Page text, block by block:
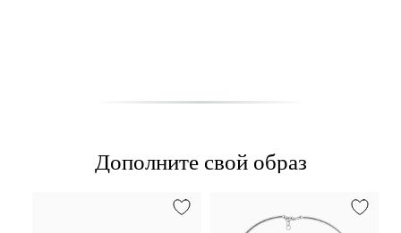
Дополните свой образ